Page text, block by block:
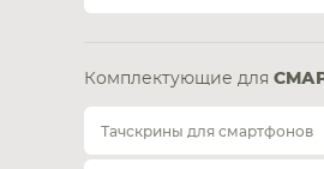
Комплектующие для
Тачскрины для смартфонов